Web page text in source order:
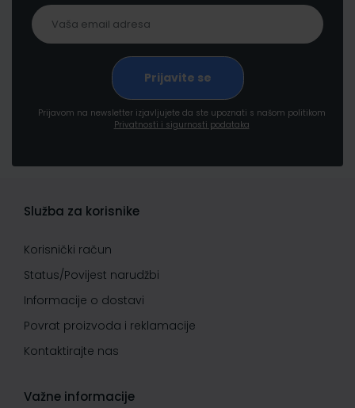
Prijavom na newsletter izjavljujete da ste upoznati s našom politikom
Privatnosti i sigurnosti podataka
Služba za korisnike
Korisnički račun
Status/Povijest narudžbi
Informacije o dostavi
Povrat proizvoda i reklamacije
Kontaktirajte nas
Važne informacije